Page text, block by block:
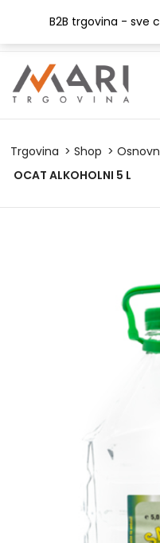
B2B trgovina - sve
+385 (0) 1 3441-053
Trgovina Shop
OCAT ALKOHOLNI 5 L